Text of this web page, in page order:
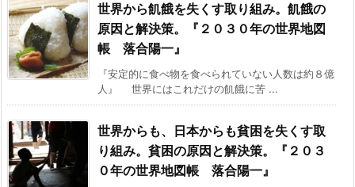
世界から飢餓を失くす取り組み。飢餓の
原因と解決策。『２０３０年の世界地図
帳 落合陽一』
『安定的に食べ物を食べられていない人数は約８億
人』 世界にはこれだけの飢餓に苦 ...
世界からも、日本からも貧困を失くす取
り組み。貧困の原因と解決策。『２０３
０年の世界地図帳 落合陽一』